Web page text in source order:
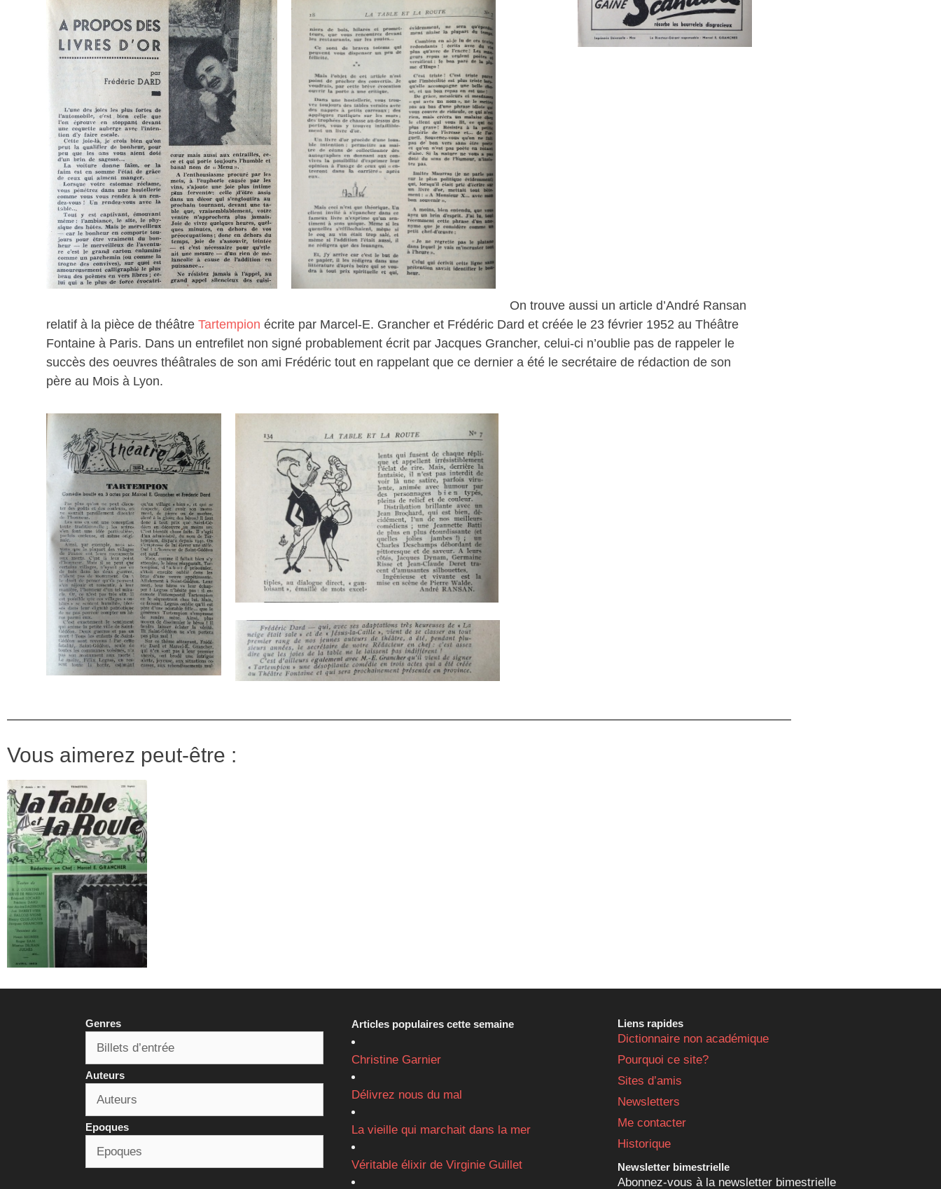
On trouve aussi un article d’André Ransan
relatif à la pièce de théâtre Tartempion écrite par Marcel-E. Grancher et Frédéric Dard et créée le 23 février 1952 au Théâtre
Fontaine à Paris. Dans un entrefilet non signé probablement écrit par Jacques Grancher, celui-ci n’oublie pas de rappeler le
succès des oeuvres théâtrales de son ami Frédéric tout en rappelant que ce dernier a été le secrétaire de rédaction de son
père au Mois à Lyon.
Vous aimerez peut-être :
Genres
Auteurs
Epoques
Articles populaires cette semaine
Christine Garnier
Délivrez nous du mal
La vieille qui marchait dans la mer
Véritable élixir de Virginie Guillet
Liens rapides
Dictionnaire non académique
Pourquoi ce site?
Sites d’amis
Newsletters
Me contacter
Historique
Newsletter bimestrielle
Abonnez-vous à la newsletter bimestrielle